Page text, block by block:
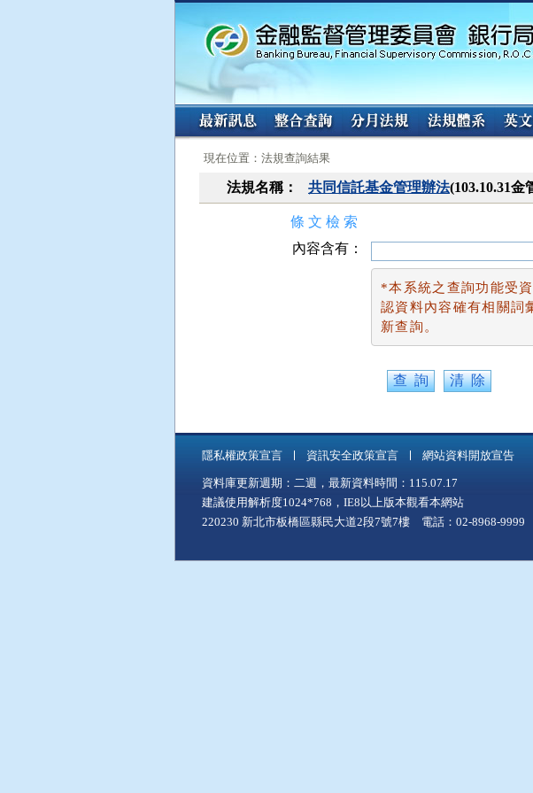
:::
現在位置：法規查詢結果
法規名稱： 共同信託基金管理辦法(103.10.31金
條 文 檢 索
內容含有：
*本系統之查詢功能受
認資料內容確有相關詞
新查詢。
隱私權政策宣言 資訊安全政策宣言 網站資料開放宣告
資料庫更新週期：二週，最新資料時間：115.07.17
建議使用解析度1024*768，IE8以上版本觀看本網站
220230 新北市板橋區縣民大道2段7號7樓 電話：02-8968-9999